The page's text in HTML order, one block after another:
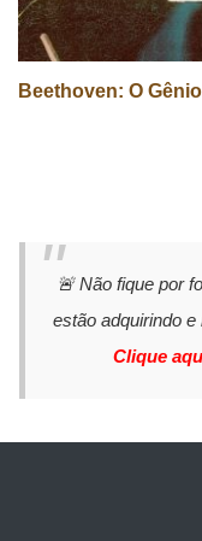
Beethoven: O
🚨 Não fique por
estão adquirindo
Clique